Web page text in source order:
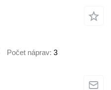
Počet náprav 3